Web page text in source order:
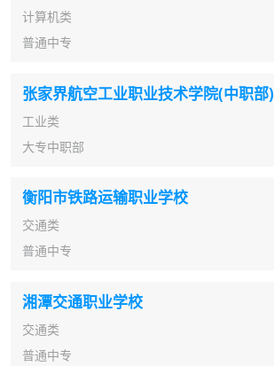
计算机类
普通中专
张家界航空工业职业技术学院(中职部)
工业类
大专中职部
衡阳市铁路运输职业学校
交通类
普通中专
湘潭交通职业学校
交通类
普通中专